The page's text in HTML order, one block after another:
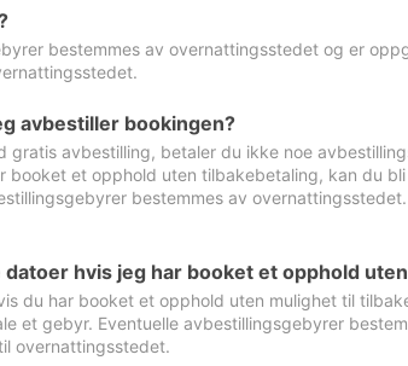
bestemmes av overnattingsstedet og er
avbestiller bookingen?
gratis avbestilling, betaler du ikke noe
booket et opphold uten tilbakebetaling, kan du
bestemmes av
hvis jeg har booket et opphold
du har booket et opphold uten mulighet til
et gebyr. Eventuelle avbestillingsgebyrer
overnattingsstedet.